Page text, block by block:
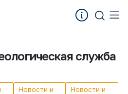
служба
Новости и
Новости и